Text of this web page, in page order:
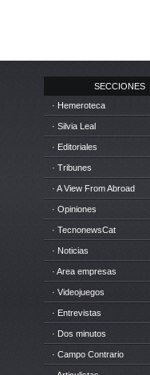
SECCIONES
· Hemeroteca
· Silvia Leal
· Editoriales
· Tribunes
· A View From Abroad
· Opiniones
· TecnonewsCat
· Noticias
· Area empresas
· Videojuegos
· Entrevistas
· Dos minutos
· Campo Contrario